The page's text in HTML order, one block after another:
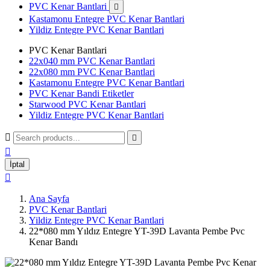
PVC Kenar Bantlari 
Kastamonu Entegre PVC Kenar Bantlari
Yildiz Entegre PVC Kenar Bantlari
PVC Kenar Bantlari
22x040 mm PVC Kenar Bantlari
22x080 mm PVC Kenar Bantlari
Kastamonu Entegre PVC Kenar Bantlari
PVC Kenar Bandi Etiketler
Starwood PVC Kenar Bantlari
Yildiz Entegre PVC Kenar Bantlari
 

İptal

Ana Sayfa
PVC Kenar Bantlari
Yildiz Entegre PVC Kenar Bantlari
22*080 mm Yıldız Entegre YT-39D Lavanta Pembe Pvc
Kenar Bandı